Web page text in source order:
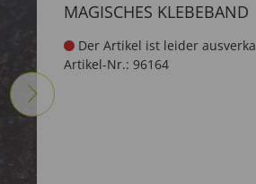
MAGISCHES KLEBEBAND
Der Artikel ist leider
Artikel-Nr.: 96164